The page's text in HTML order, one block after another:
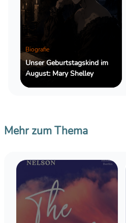
Biografie
Unser Geburtstagskind im
August: Mary Shelley
Mehr zum Thema